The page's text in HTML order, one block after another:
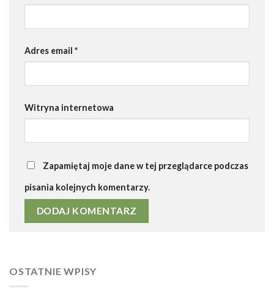
Adres email *
Witryna internetowa
Zapamiętaj moje dane w tej przeglądarce podczas
pisania kolejnych komentarzy.
OSTATNIE WPISY